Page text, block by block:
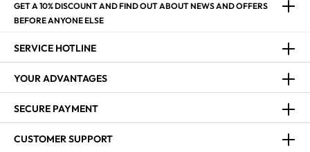
GET A 10% DISCOUNT AND FIND OUT ABOUT NEWS AND OFFERS
BEFORE ANYONE ELSE
SERVICE HOTLINE
YOUR ADVANTAGES
SECURE PAYMENT
CUSTOMER SUPPORT